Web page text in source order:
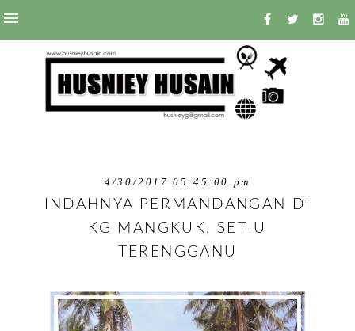
4/30/2017 05:45:00 pm
INDAHNYA PERMANDANGAN DI
KG MANGKUK, SETIU
TERENGGANU